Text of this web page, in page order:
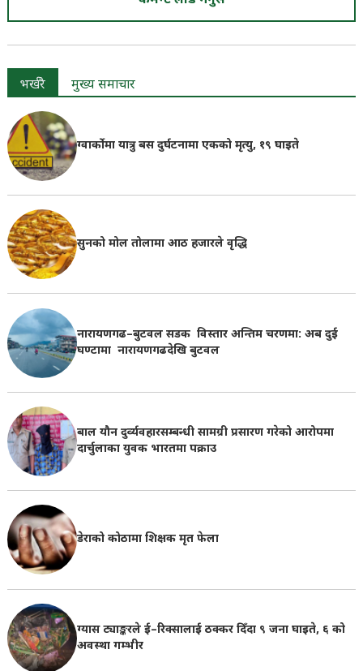
भर्खरै मुख्य समाचार
ग्वार्कोमा यात्रु बस दुर्घटनामा एकको मृत्यु, १९ घाइते
सुनको मोल तोलामा आठ हजारले वृद्धि
नारायणगढ–बुटवल सडक विस्तार अन्तिम चरणमा: अब दुई
घण्टामा नारायणगढदेखि बुटवल
बाल यौन दुर्व्यवहारसम्बन्धी सामग्री प्रसारण गरेको आरोपमा
दार्चुलाका युवक भारतमा पक्राउ
डेराको कोठामा शिक्षक मृत फेला
ग्यास ट्याङ्करले ई–रिक्सालाई ठक्कर दिँदा ९ जना घाइते, ६ को
अवस्था गम्भीर